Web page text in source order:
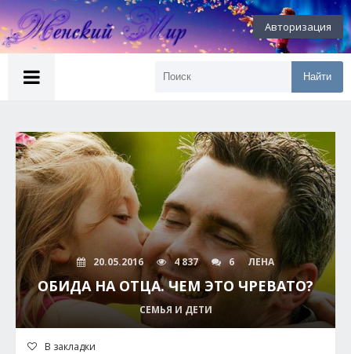
Авторизация
Найти
20.05.2016 4 837 6 ЛЕНА
ОБИДА НА ОТЦА. ЧЕМ ЭТО ЧРЕВАТО?
СЕМЬЯ И ДЕТИ
В закладки